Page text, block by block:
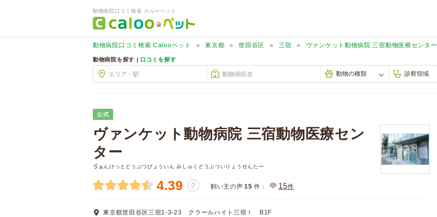
動物病院口コミ検索 カルーペット
動物病院口コミ検索 Calooペット 東京都 世田谷区 三宿 ヴァンケット動物病院 三宿動物医療センター
動物病院を探す | 口コミを探す
公式
ヴァンケット動物病院 三宿動物医療セン
ター
ゔぁんけっとどうぶつびょういん みしゅくどうぶついりょうせんたー
4.39 ？ 飼い主の声 15 件： 15件
東京都世田谷区三宿1-3-23 クラールハイト三宿Ⅰ B1F